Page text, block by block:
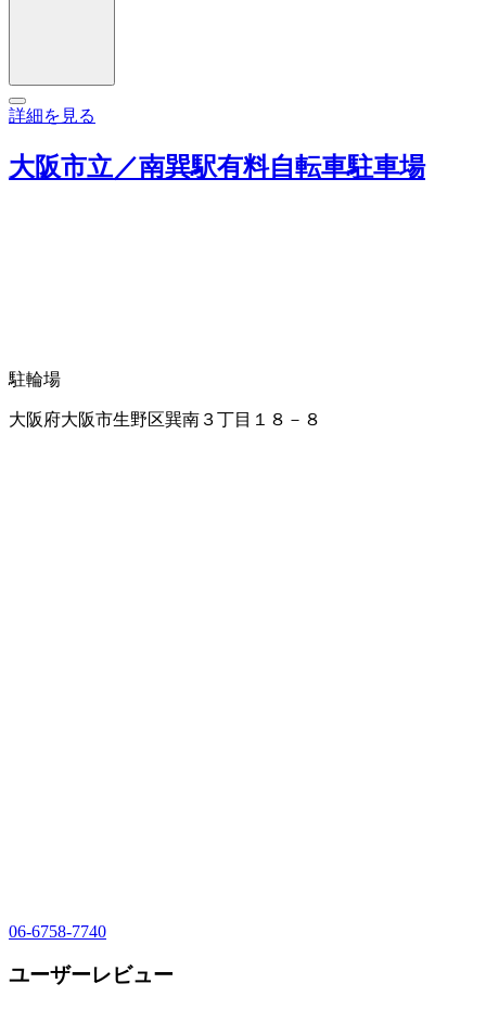
詳細を見る
大阪市立／南巽駅有料自転車駐車場
駐輪場
大阪府大阪市生野区巽南３丁目１８－８
06-6758-7740
ユーザーレビュー